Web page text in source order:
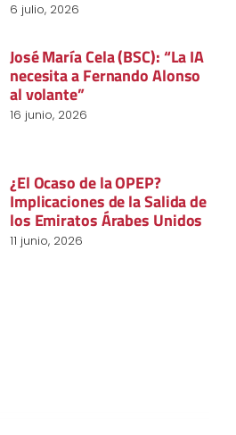
6 julio, 2026
José María Cela (BSC): “La IA
necesita a Fernando Alonso
al volante”
16 junio, 2026
¿El Ocaso de la OPEP?
Implicaciones de la Salida de
los Emiratos Árabes Unidos
11 junio, 2026